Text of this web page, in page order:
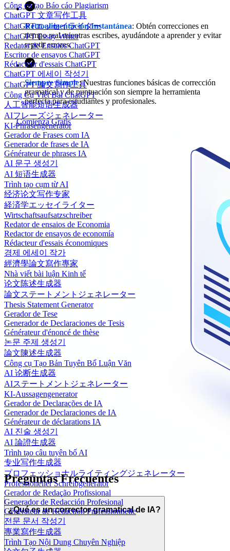
Công cụ tạo Báo cáo Plagiarism
ChatGPT 文章写作工具
ChatGPTエッセイライター
ChatGPT Essay Writer
Redator de Ensaios ChatGPT
Escritor de ensayos ChatGPT
Rédacteur d'essais ChatGPT
ChatGPT 에세이 작성기
ChatGPT 論文寫作工具
Công Cụ Viết Bài ChatGPT
人工智能短语生成器
AIフレーズジェネレーター
KI-Phrasengenerator
Gerador de Frases com IA
Generador de frases de IA
Générateur de phrases IA
AI 문구 생성기
AI 短语生成器
Trình tạo cụm từ AI
经济论文写作专家
経済学エッセイライター
Wirtschaftsaufsatzschreiber
Redator de ensaios de Economia
Redactor de ensayos de economía
Rédacteur d'essais économiques
경제 에세이 작가
經濟學論文寫作專家
Nhà viết bài luận Kinh tế
论文陈述生成器
論文ステートメントジェネレーター
Thesis Statement Generator
Gerador de Tese
Generador de Declaraciones de Tesis
Générateur d'énoncé de thèse
논문 주제 생성기
論文陳述生成器
Công cụ Tạo Bản Tuyên Bố Luận Văn
AI 论断生成器
AIステートメントジェネレーター
KI-Aussagengenerator
Gerador de Declarações de IA
Generador de Declaraciones de IA
Générateur de déclarations IA
AI 진술 생성기
AI 論證生成器
Trình tạo câu tuyên bố AI
专业写作生成器
プロフェッショナルライティングジェネレーター
Professioneller Schreibgenerator
Gerador de Redação Profissional
Generador de Redacción Profesional
Générateur de Rédaction Professionnelle
전문 문서 작성기
專業寫作生成器
Trình Tạo Nội Dung Chuyên Nghiệp
Retroalimentación Instantánea: Obtén correcciones en
tiempo real mientras escribes, ayudándote a aprender y evitar
repetir errores.
Siempre Simple: Nuestras funciones básicas de corrección
gramatical y de puntuación son siempre la herramienta
perfecta para estudiantes y profesionales.
Comienza Gratis
Preguntas Frecuentes
¿Qué es un corrector gramatical de IA?